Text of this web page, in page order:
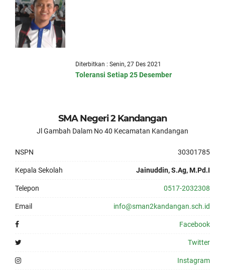
Diterbitkan : Senin, 27 Des 2021
Toleransi Setiap 25 Desember
SMA Negeri 2 Kandangan
Jl Gambah Dalam No 40 Kecamatan Kandangan
NSPN 30301785
Kepala Sekolah Jainuddin, S.Ag, M.Pd.I
Telepon 0517-2032308
Email info@sman2kandangan.sch.id
Facebook
Twitter
Instagram